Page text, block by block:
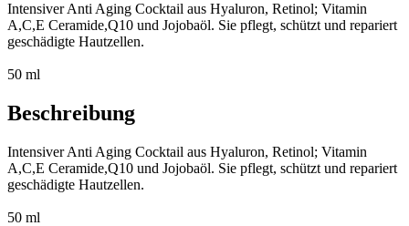
Intensiver Anti Aging Cocktail aus Hyaluron, Retinol; Vitamin
A,C,E Ceramide,Q10 und Jojobaöl. Sie pflegt, schützt und repariert
geschädigte Hautzellen.
50 ml
Beschreibung
Intensiver Anti Aging Cocktail aus Hyaluron, Retinol; Vitamin
A,C,E Ceramide,Q10 und Jojobaöl. Sie pflegt, schützt und repariert
geschädigte Hautzellen.
50 ml